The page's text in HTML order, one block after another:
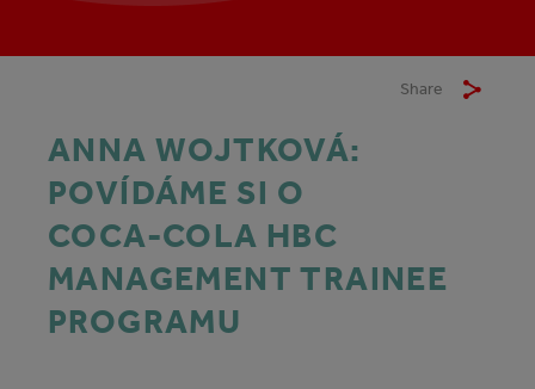
Share
ANNA WOJTKOVÁ:
POVÍDÁME SI O
COCA‑COLA HBC
MANAGEMENT TRAINEE
PROGRAMU